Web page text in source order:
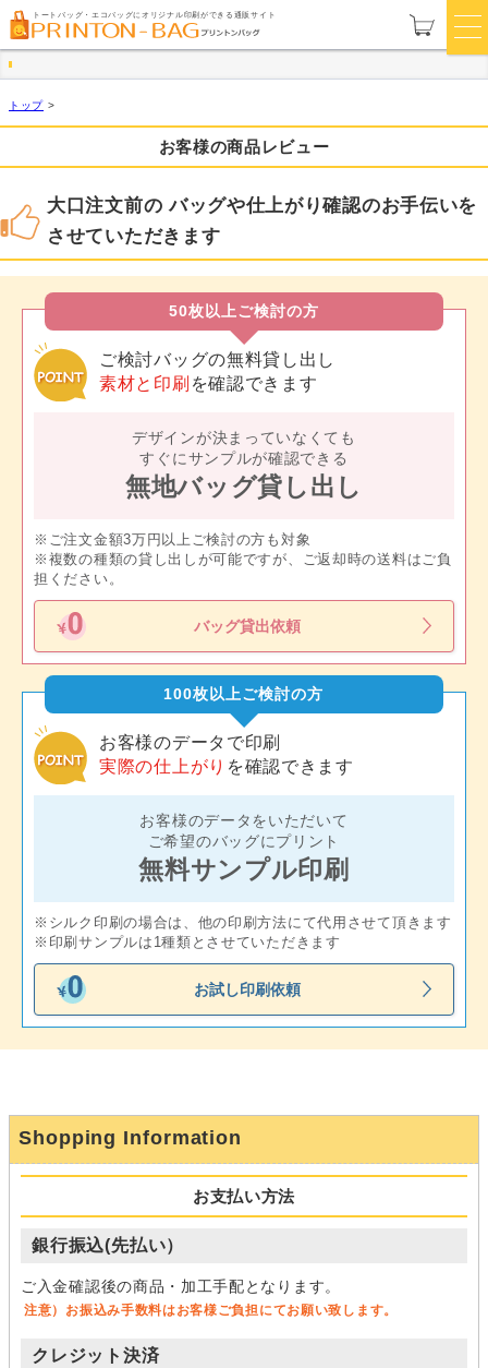
トートバッグ・エコバッグにオリジナル印刷ができる通販サイト
トップ >
お客様の商品レビュー
大口注文前の バッグや仕上がり確認のお手伝いを
させていただきます
50枚以上ご検討の方
ご検討バッグの無料貸し出し
素材と印刷 を確認できます
デザインが決まっていなくても
すぐにサンプルが確認できる
無地バッグ貸し出し
※ご注文金額3万円以上ご検討の方も対象
※複数の種類の貸し出しが可能ですが、ご返却時の送料はご負
担ください。
バッグ貸出依頼
100枚以上ご検討の方
お客様のデータで印刷
実際の仕上がり を確認できます
お客様のデータをいただいて
ご希望のバッグにプリント
無料サンプル印刷
※シルク印刷の場合は、他の印刷方法にて代用させて頂きます
※印刷サンプルは1種類とさせていただきます
お試し印刷依頼
Shopping Information
お支払い方法
銀行振込(先払い）
ご入金確認後の商品・加工手配となります。
注意）お振込み手数料はお客様ご負担にてお願い致します。
クレジット決済